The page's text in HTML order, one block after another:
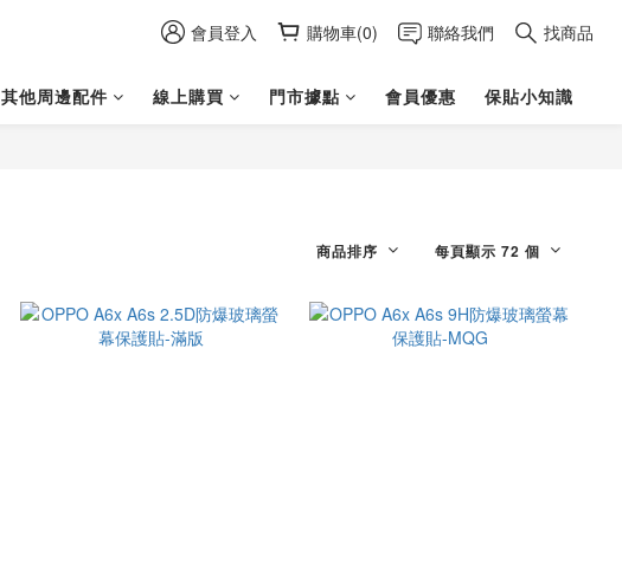
會員登入 購物車(0) 聯絡我們 找商品
其他周邊配件 線上購買 門市據點 會員優惠 保貼小知識
商品排序 每頁顯示 72 個